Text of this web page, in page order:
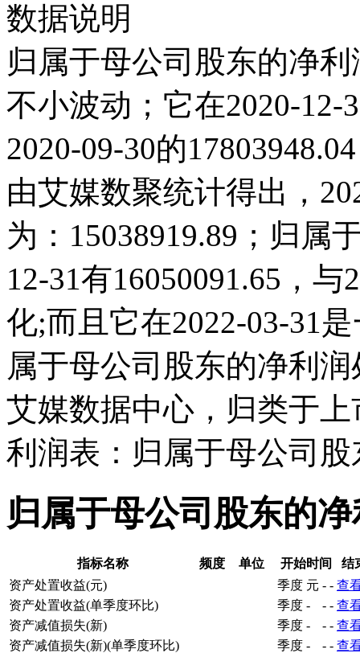
数据说明
归属于母公司股东的净
不小波动；它在2020-12-
2020-09-30的
由艾媒数聚统计得出，
为：15038919.89；归属
12-31有16050091.65，
化;而且它在2022-03-31
属于母公司股东的净利
艾媒数据中心，归类于
利润表：归属于母公司
归属于母公司股东的
指标名称 频度 单位 开始时间
结
资产处置收益(元)
季度 元 - - 查
资产处置收益(单季度环比)
季度 - - - 查
资产减值损失(新)
季度 - - - 查
资产减值损失(新)(单季度环比)
季度 - - - 查